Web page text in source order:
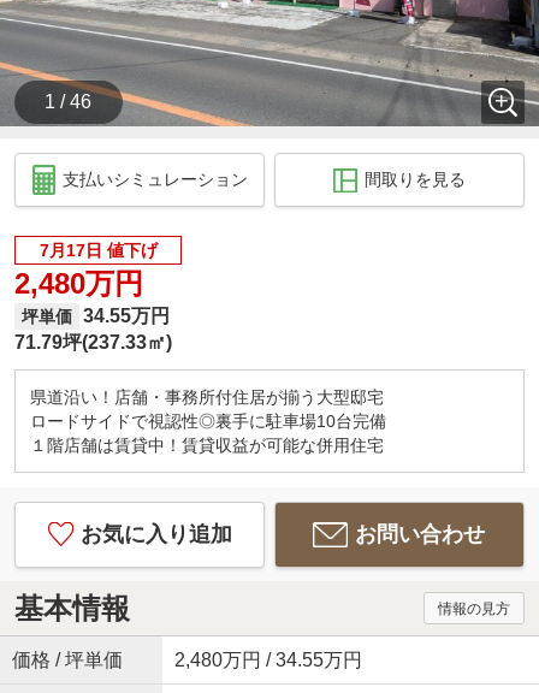
1 / 46
支払いシミュレーション 間取りを見る
7月17日 値下げ
2,480万円
坪単価 34.55万円
71.79坪(237.33㎡)
県道沿い！店舗・事務所付住居が揃う大型邸宅
ロードサイドで視認性◎裏手に駐車場10台完備
１階店舗は賃貸中！賃貸収益が可能な併用住宅
お気に入り追加 お問い合わせ
基本情報 情報の見方
価格 / 坪単価 2,480万円 / 34.55万円